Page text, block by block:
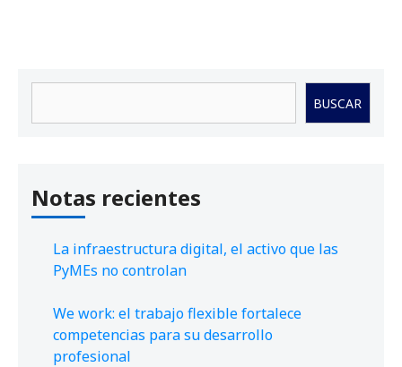
BUSCAR
Notas recientes
La infraestructura digital, el activo que las
PyMEs no controlan
We work: el trabajo flexible fortalece
competencias para su desarrollo
profesional